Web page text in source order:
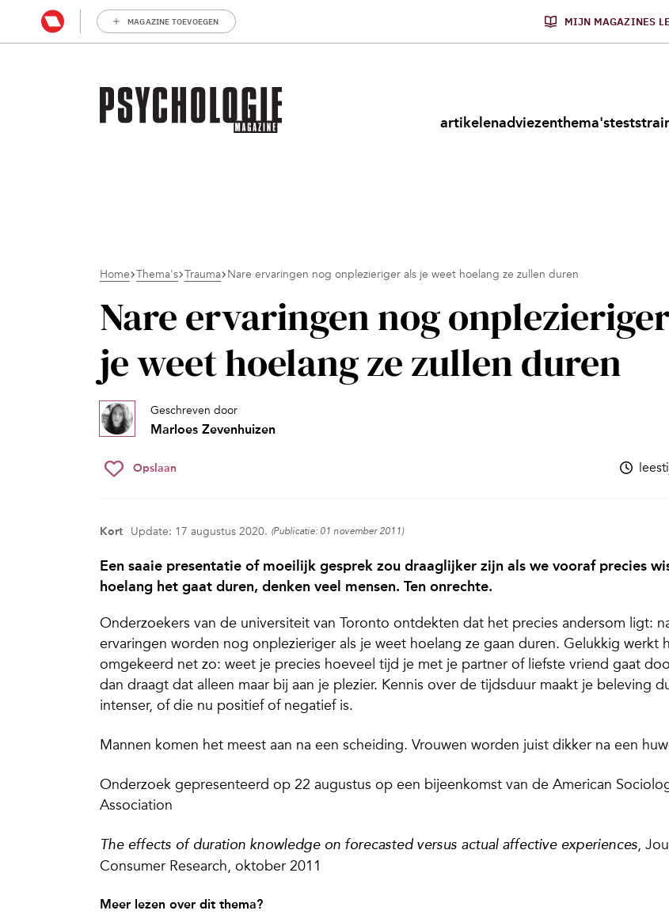
MAGAZINE TOEVOEGEN MIJN MAGAZINES
artikelenadviezenthema'stests
Home Thema's Trauma Nare ervaringen nog onplezieriger als je weet hoelang ze zullen duren
Nare ervaringen nog
je weet hoelang ze zullen duren
Geschreven door
Marloes Zevenhuizen
Opslaan
Kort Update: 17 augustus 2020. (Publicatie: 01 november 2011)
Een saaie presentatie of moeilijk gesprek zou draaglijker zijn als we vooraf precies
hoelang het gaat duren, denken veel mensen. Ten onrechte.
Onderzoekers van de universiteit van Toronto ontdekten dat het precies andersom ligt:
ervaringen worden nog onplezieriger als je weet hoelang ze gaan duren. Gelukkig werkt
omgekeerd net zo: weet je precies hoeveel tijd je met je partner of liefste vriend gaat
dan draagt dat alleen maar bij aan je plezier. Kennis over de tijdsduur maakt je beleving
intenser, of die nu positief of negatief is.
Mannen komen het meest aan na een scheiding. Vrouwen worden juist dikker na een
Onderzoek gepresenteerd op 22 augustus op een bijeenkomst van de American
Association
The effects of duration knowledge on forecasted versus actual affective experiences,
Consumer Research, oktober 2011
Meer lezen over dit thema?